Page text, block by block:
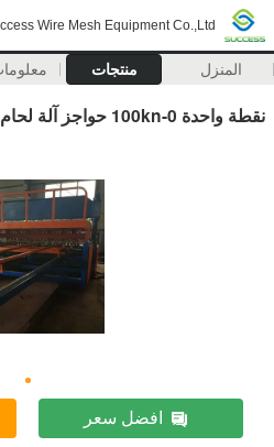
Wire Mesh Equipment Co.,Ltd
المنزل منتجات
نقطة واحدة 0-100kn حواجز آلة لحام Plc التحكم
افضل سعر